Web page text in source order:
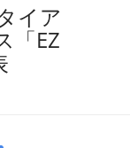
イア
「EZ